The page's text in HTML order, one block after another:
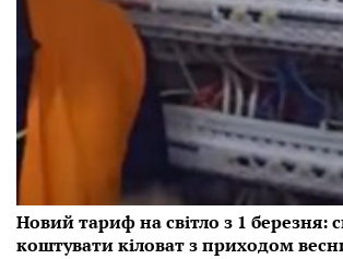
Новий тариф на світло з 1 березня:
коштувати кіловат з приходом